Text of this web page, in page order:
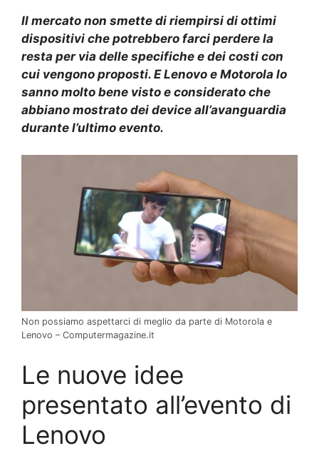
Il mercato non smette di riempirsi di ottimi
dispositivi che potrebbero farci perdere la
resta per via delle specifiche e dei costi con
cui vengono proposti. E Lenovo e Motorola lo
sanno molto bene visto e considerato che
abbiano mostrato dei device all’avanguardia
durante l’ultimo evento.
Non possiamo aspettarci di meglio da parte di Motorola e
Lenovo – Computermagazine.it
Le nuove idee
presentato all’evento di
Lenovo